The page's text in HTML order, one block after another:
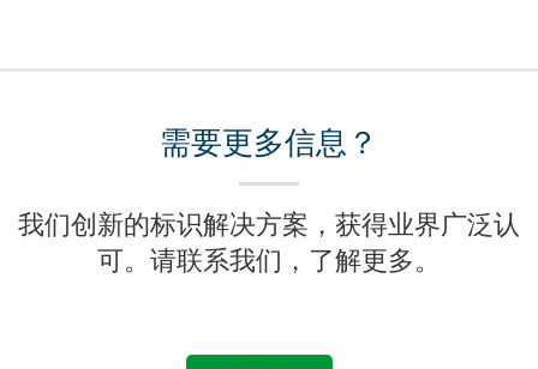
需要更多信息？
我们创新的标识解决方案，获得业界广泛认
可。请联系我们，了解更多。